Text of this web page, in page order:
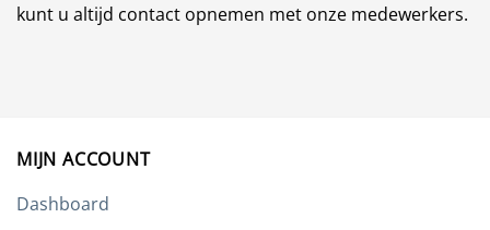
kunt u altijd contact opnemen met onze medewerkers.
MIJN ACCOUNT
Dashboard